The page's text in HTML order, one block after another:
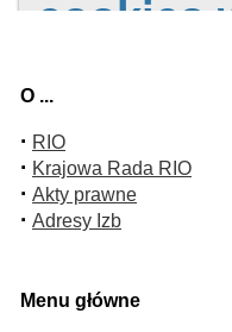
O ...
· RIO
· Krajowa Rada RIO
· Akty prawne
· Adresy Izb
Menu główne